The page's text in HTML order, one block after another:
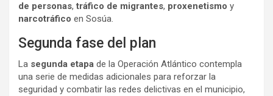
de personas,tráfico de migrantes, proxenetismo y
narcotráfico en Sosúa.
Segunda fase del plan
La segunda etapa de la Operación Atlántico contempla
una serie de medidas adicionales para reforzar la
seguridad y combatir las redes delictivas en el municipio,